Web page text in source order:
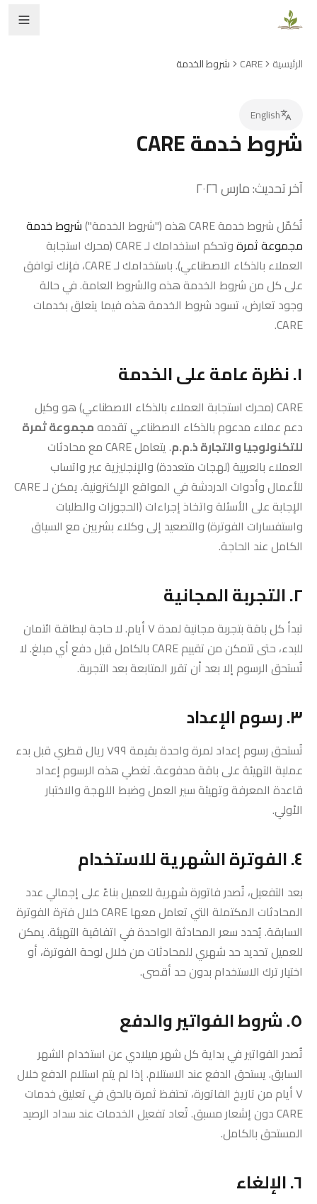
الرئيسية CARE شروط الخدمة
شروط خدمة CARE
English
آخر تحديث: مارس ٢٠٢٦
تُكمّل شروط خدمة CARE هذه ("شروط الخدمة")
شروط خدمة
مجموعة ثمرة
وتحكم استخدامك لـ CARE (محرك استجابة
العملاء بالذكاء الاصطناعي). باستخدامك لـ CARE، فإنك توافق
على كل من شروط الخدمة هذه والشروط العامة. في حالة
وجود تعارض، تسود شروط الخدمة هذه فيما يتعلق بخدمات
CARE.
١. نظرة عامة على الخدمة
CARE (محرك استجابة العملاء بالذكاء الاصطناعي) هو وكيل
دعم عملاء مدعوم بالذكاء الاصطناعي تقدمهمجموعة ثمرة
للتكنولوجيا والتجارة ذ.م.م
. يتعامل CARE مع محادثات
العملاء بالعربية (لهجات متعددة) والإنجليزية عبر واتساب
للأعمال وأدوات الدردشة في المواقع الإلكترونية. يمكن لـ CARE
الإجابة على الأسئلة واتخاذ إجراءات (الحجوزات والطلبات
واستفسارات الفوترة) والتصعيد إلى وكلاء بشريين مع السياق
الكامل عند الحاجة.
٢. التجربة المجانية
تبدأ كل باقة بتجربة مجانية لمدة ٧ أيام. لا حاجة لبطاقة ائتمان
للبدء، حتى تتمكن من تقييم CARE بالكامل قبل دفع أي مبلغ. لا
تُستحق الرسوم إلا بعد أن تقرر المتابعة بعد التجربة.
٣. رسوم الإعداد
تُستحق رسوم إعداد لمرة واحدة بقيمة ٧٩٩ ريال قطري قبل بدء
عملية التهيئة على باقة مدفوعة. تغطي هذه الرسوم إعداد
قاعدة المعرفة وتهيئة سير العمل وضبط اللهجة والاختبار
الأولي.
٤. الفوترة الشهرية للاستخدام
بعد التفعيل، تُصدر فاتورة شهرية للعميل بناءً على إجمالي عدد
المحادثات المكتملة التي تعامل معها CARE خلال فترة الفوترة
السابقة. يُحدد سعر المحادثة الواحدة في اتفاقية التهيئة. يمكن
للعميل تحديد حد شهري للمحادثات من خلال لوحة الفوترة، أو
اختيار ترك الاستخدام بدون حد أقصى.
٥. شروط الفواتير والدفع
تُصدر الفواتير في بداية كل شهر ميلادي عن استخدام الشهر
السابق. يستحق الدفع عند الاستلام. إذا لم يتم استلام الدفع خلال
٧ أيام من تاريخ الفاتورة، تحتفظ ثمرة بالحق في تعليق خدمات
CARE دون إشعار مسبق. تُعاد تفعيل الخدمات عند سداد الرصيد
المستحق بالكامل.
٦. الإلغاء